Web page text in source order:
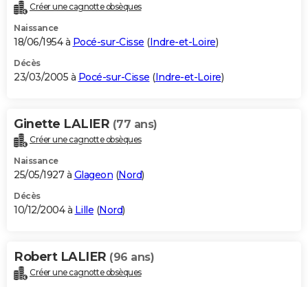
Créer une cagnotte obsèques
Naissance
18/06/1954 à Pocé-sur-Cisse (Indre-et-Loire)
Décès
23/03/2005 à Pocé-sur-Cisse (Indre-et-Loire)
Ginette LALIER (77 ans)
Créer une cagnotte obsèques
Naissance
25/05/1927 à Glageon (Nord)
Décès
10/12/2004 à Lille (Nord)
Robert LALIER (96 ans)
Créer une cagnotte obsèques